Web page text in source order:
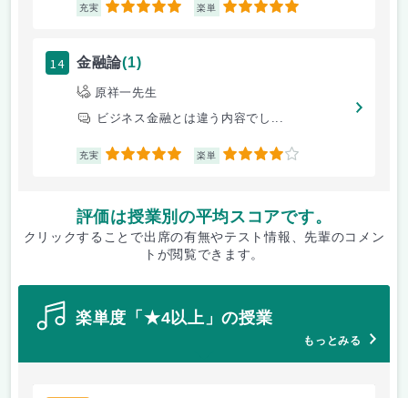
充実 5 楽単 5
14 金融論(1)
原祥一先生
ビジネス金融とは違う内容でし...
充実 5 楽単 4
評価は授業別の平均スコアです。
クリックすることで出席の有無やテスト情報、先輩のコメン
トが閲覧できます。
楽単度「★4以上」の授業
もっとみる